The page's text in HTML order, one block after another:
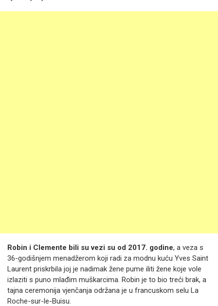
Robin i Clemente bili su vezi su od 2017. godine, a veza s
36-godišnjem menadžerom koji radi za modnu kuću Yves Saint
Laurent priskrbila joj je nadimak žene pume iliti žene koje vole
izlaziti s puno mlađim muškarcima. Robin je to bio treći brak, a
tajna ceremonija vjenčanja održana je u francuskom selu La
Roche-sur-le-Buisu.